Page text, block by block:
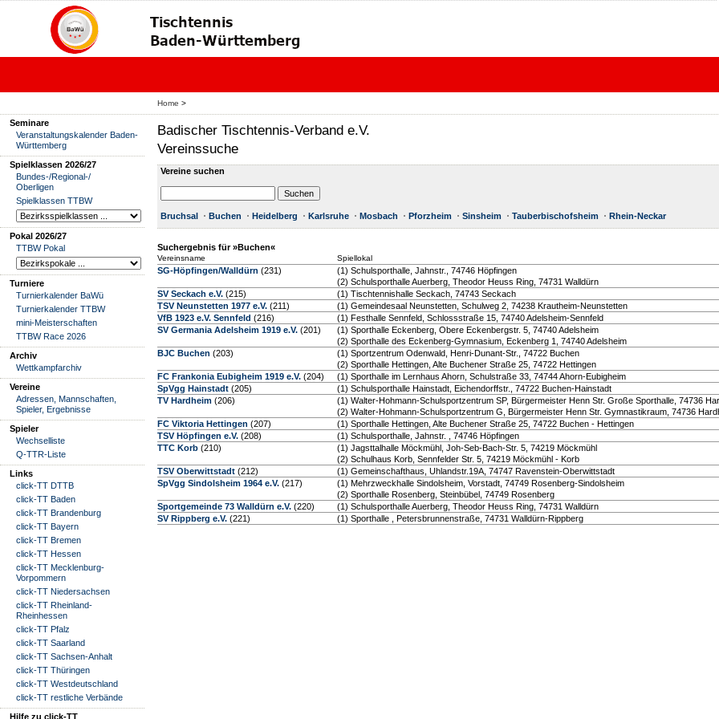
Home >
Seminare
Veranstaltungskalender Baden-
Württemberg
Spielklassen 2026/27
Bundes-/Regional-/
Oberligen
Spielklassen TTBW
Pokal 2026/27
TTBW Pokal
Turniere
Turnierkalender BaWü
Turnierkalender TTBW
mini-Meisterschaften
TTBW Race 2026
Archiv
Wettkampfarchiv
Vereine
Adressen, Mannschaften,
Spieler, Ergebnisse
Spieler
Wechselliste
Q-TTR-Liste
Links
click-TT DTTB
click-TT Baden
click-TT Brandenburg
click-TT Bayern
click-TT Bremen
click-TT Hessen
click-TT Mecklenburg-
Vorpommern
click-TT Niedersachsen
click-TT Rheinland-
Rheinhessen
click-TT Pfalz
click-TT Saarland
click-TT Sachsen-Anhalt
click-TT Thüringen
click-TT Westdeutschland
click-TT restliche Verbände
Hilfe zu click-TT
Badischer Tischtennis-Verband e.V.
Vereinssuche
Vereine suchen
Bruchsal Buchen Heidelberg Karlsruhe Mosbach Pforzheim Sinsheim Tauberbischofsheim Rhein-Neckar
Suchergebnis für »Buchen«
Vereinsname Spiellokal
SG-Höpfingen/Walldürn (231)
(1) Schulsporthalle, Jahnstr., 74746 Höpfingen
(2) Schulsporthalle Auerberg, Theodor Heuss Ring, 74731 Walldürn
SV Seckach e.V. (215)
(1) Tischtennishalle Seckach, 74743 Seckach
TSV Neunstetten 1977 e.V. (211)
(1) Gemeindesaal Neunstetten, Schulweg 2, 74238 Krautheim-Neunstetten
VfB 1923 e.V. Sennfeld (216)
(1) Festhalle Sennfeld, Schlossstraße 15, 74740 Adelsheim-Sennfeld
SV Germania Adelsheim 1919 e.V. (201)
(1) Sporthalle Eckenberg, Obere Eckenbergstr. 5, 74740 Adelsheim
(2) Sporthalle des Eckenberg-Gymnasium, Eckenberg 1, 74740 Adelsheim
BJC Buchen (203)
(1) Sportzentrum Odenwald, Henri-Dunant-Str., 74722 Buchen
(2) Sporthalle Hettingen, Alte Buchener Straße 25, 74722 Hettingen
FC Frankonia Eubigheim 1919 e.V. (204)
(1) Sporthalle im Lernhaus Ahorn, Schulstraße 33, 74744 Ahorn-Eubigheim
SpVgg Hainstadt (205)
(1) Schulsporthalle Hainstadt, Eichendorffstr., 74722 Buchen-Hainstadt
TV Hardheim (206)
(1) Walter-Hohmann-Schulsportzentrum SP, Bürgermeister Henn Str. Große Sporthalle, 74736
(2) Walter-Hohmann-Schulsportzentrum G, Bürgermeister Henn Str. Gymnastikraum, 74736
FC Viktoria Hettingen (207)
(1) Sporthalle Hettingen, Alte Buchener Straße 25, 74722 Buchen - Hettingen
TSV Höpfingen e.V. (208)
(1) Schulsporthalle, Jahnstr. , 74746 Höpfingen
TTC Korb (210)
(1) Jagsttalhalle Möckmühl, Joh-Seb-Bach-Str. 5, 74219 Möckmühl
(2) Schulhaus Korb, Sennfelder Str. 5, 74219 Möckmühl - Korb
TSV Oberwittstadt (212)
(1) Gemeinschafthaus, Uhlandstr.19A, 74747 Ravenstein-Oberwittstadt
SpVgg Sindolsheim 1964 e.V. (217)
(1) Mehrzweckhalle Sindolsheim, Vorstadt, 74749 Rosenberg-Sindolsheim
(2) Sporthalle Rosenberg, Steinbübel, 74749 Rosenberg
Sportgemeinde 73 Walldürn e.V. (220)
(1) Schulsporthalle Auerberg, Theodor Heuss Ring, 74731 Walldürn
SV Rippberg e.V. (221) (1) Sporthalle , Petersbrunnenstraße, 74731 Walldürn-Rippberg